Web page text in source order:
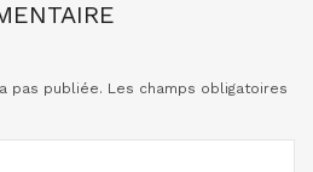
pas publiée. Les champs obligatoires